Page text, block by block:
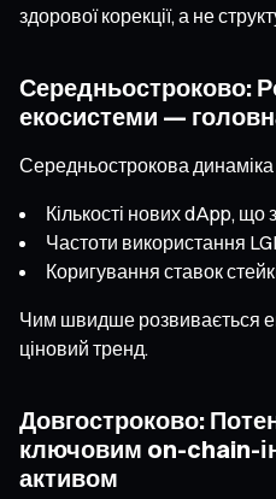
здорової корекції, а не
Середньостроково:
екосистеми —
Середньострокова
Кількості нових dApp, що
Частоти використання
Коригування ставок
Чим швидше розвивається
ціновий тренд.
Довгостроково:
ключовим on-chain-
активом